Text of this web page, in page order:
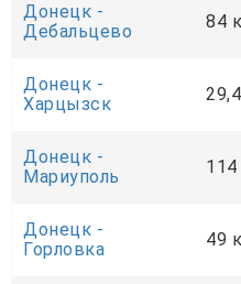
Донецк -
Дебальцево
84
Донецк -
Харцызск
Донецк -
Мариуполь
Донецк -
Горловка
49